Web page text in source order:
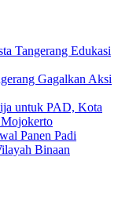
Tangerang Edukasi
Gagalkan Aksi
untuk PAD, Kota
Panen Padi
Binaan